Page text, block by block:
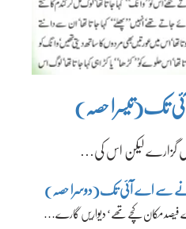
تک(تیسرا حصہ)
گزارے لیکن اس کی…
سے اے آئی تک(دوسرا حصہ)
مکان کچے تھے‘ دیواریں گارے…